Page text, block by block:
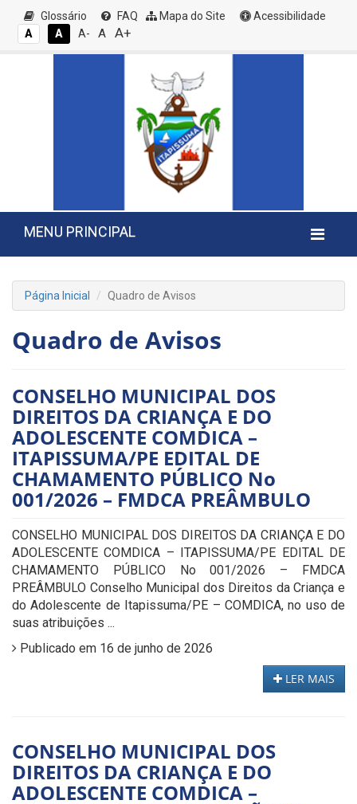
Glossário FAQ Mapa do Site
Acessibilidade
A
A A- A A+
MENU PRINCIPAL
Página Inicial Quadro de Avisos
Quadro de Avisos
CONSELHO MUNICIPAL DOS
DIREITOS DA CRIANÇA E DO
ADOLESCENTE COMDICA –
ITAPISSUMA/PE EDITAL DE
CHAMAMENTO PÚBLICO No
001/2026 – FMDCA PREÂMBULO
CONSELHO MUNICIPAL DOS DIREITOS DA CRIANÇA E DO
ADOLESCENTE COMDICA – ITAPISSUMA/PE EDITAL DE
CHAMAMENTO PÚBLICO No 001/2026 – FMDCA
PREÂMBULO Conselho Municipal dos Direitos da Criança e
do Adolescente de Itapissuma/PE – COMDICA, no uso de
suas atribuições ...
Publicado em 16 de junho de 2026
LER MAIS
CONSELHO MUNICIPAL DOS
DIREITOS DA CRIANÇA E DO
ADOLESCENTE COMDICA –